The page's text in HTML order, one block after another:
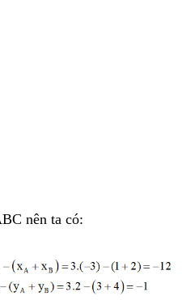
nên ta có: